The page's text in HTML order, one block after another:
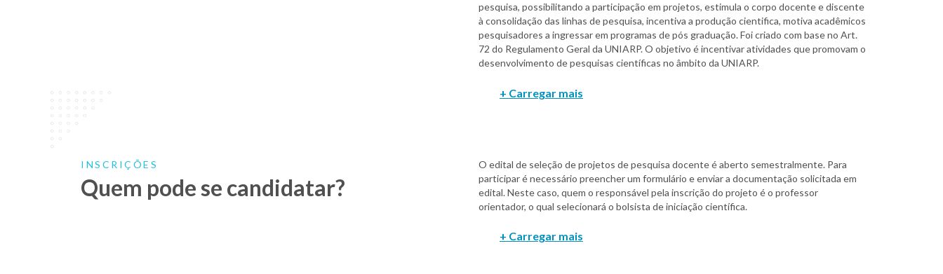
pesquisa, possibilitando a participação em projetos, estimula o corpo docente e discente
à consolidação das linhas de pesquisa, incentiva a produção cientifica, motiva acadêmicos
pesquisadores a ingressar em programas de pós graduação. Foi criado com base no Art.
72 do Regulamento Geral da UNIARP. O objetivo é incentivar atividades que promovam o
desenvolvimento de pesquisas científicas no âmbito da UNIARP.
INSCRIÇÕES
Quem pode se candidatar?
O edital de seleção de projetos de pesquisa docente é aberto semestralmente. Para
participar é necessário preencher um formulário e enviar a documentação solicitada em
edital. Neste caso, quem o responsável pela inscrição do projeto é o professor
orientador, o qual selecionará o bolsista de iniciação científica.